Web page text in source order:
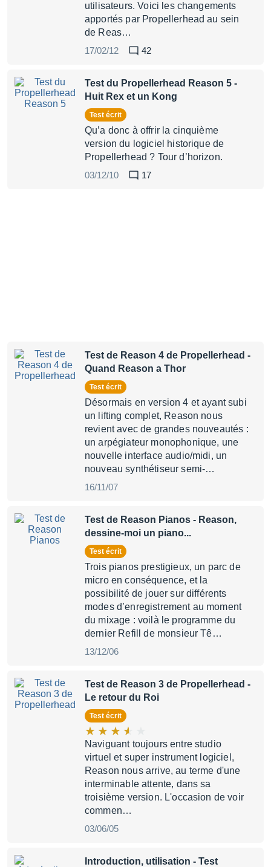
utilisateurs. Voici les changements
apportés par Propellerhead au sein
de Reas…
17/02/12
42
Test du Propellerhead Reason 5 -
Huit Rex et un Kong
Test écrit
Qu’a donc à offrir la cinquième
version du logiciel historique de
Propellerhead ? Tour d’horizon.
03/12/10
17
Test de Reason 4 de Propellerhead -
Quand Reason a Thor
Test écrit
Désormais en version 4 et ayant subi
un lifting complet, Reason nous
revient avec de grandes nouveautés :
un arpégiateur monophonique, une
nouvelle interface audio/midi, un
nouveau synthétiseur semi-…
16/11/07
Test de Reason Pianos - Reason,
dessine-moi un piano...
Test écrit
Trois pianos prestigieux, un parc de
micro en conséquence, et la
possibilité de jouer sur différents
modes d’enregistrement au moment
du mixage : voilà le programme du
dernier Refill de monsieur Tê…
13/12/06
Test de Reason 3 de Propellerhead -
Le retour du Roi
Test écrit
Naviguant toujours entre studio
virtuel et super instrument logiciel,
Reason nous arrive, au terme d'une
interminable attente, dans sa
troisième version. L'occasion de voir
commen…
03/06/05
Introduction, utilisation - Test